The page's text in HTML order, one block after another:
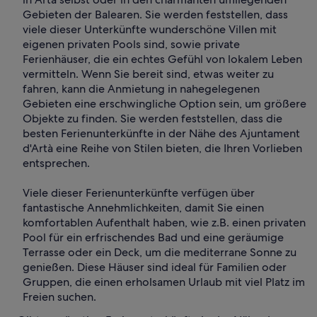
Gebieten der Balearen. Sie werden feststellen, dass
viele dieser Unterkünfte wunderschöne Villen mit
eigenen privaten Pools sind, sowie private
Ferienhäuser, die ein echtes Gefühl von lokalem Leben
vermitteln. Wenn Sie bereit sind, etwas weiter zu
fahren, kann die Anmietung in nahegelegenen
Gebieten eine erschwingliche Option sein, um größere
Objekte zu finden. Sie werden feststellen, dass die
besten Ferienunterkünfte in der Nähe des Ajuntament
d'Artà eine Reihe von Stilen bieten, die Ihren Vorlieben
entsprechen.
Viele dieser Ferienunterkünfte verfügen über
fantastische Annehmlichkeiten, damit Sie einen
komfortablen Aufenthalt haben, wie z.B. einen privaten
Pool für ein erfrischendes Bad und eine geräumige
Terrasse oder ein Deck, um die mediterrane Sonne zu
genießen. Diese Häuser sind ideal für Familien oder
Gruppen, die einen erholsamen Urlaub mit viel Platz im
Freien suchen.